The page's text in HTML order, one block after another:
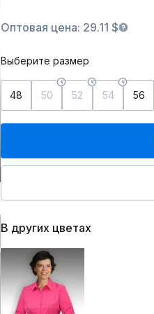
Оптовая цена: 29.11 $
Выберите размер
48 50 52 54 56
В других цветах